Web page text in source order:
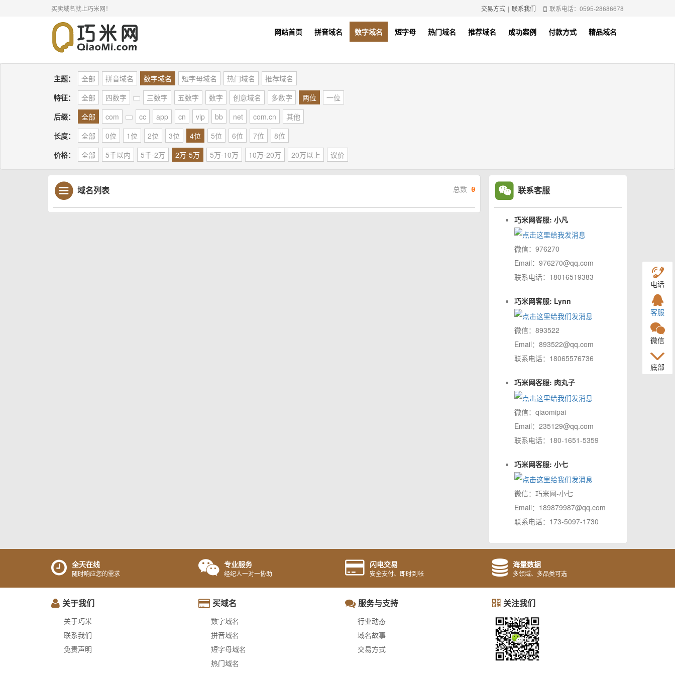
买卖域名就上巧米网！ 联系电话：0595-28686678
交易方式 | 联系我们
网站首页 拼音域名 数字域名 短字母 热门域名 推荐域名 成功案例 付款方式 精品域名
主题： 全部 拼音域名 数字域名 短字母域名 热门域名
推荐域名
特征：
全部 四数字 三数字 五数字 数字 创意域名 多数字 两位
一位
后缀：
全部 com cc app cn vip bb net com.cn
其他
长度：
全部 0位 1位 2位 3位 4位 5位 6位 7位
8位
价格：
全部 5千以内 5千-2万 2万-5万 5万-10万 10万-20万 20万以上 议价
域名列表 总数 0 联系客服
巧米网客服: 小凡
微信：976270
Email：976270@qq.com
联系电话：18016519383
巧米网客服: Lynn
微信：893522
Email：893522@qq.com
联系电话：18065576736
巧米网客服: 肉丸子
微信：qiaomipai
Email：235129@qq.com
联系电话：180-1651-5359
巧米网客服: 小七
微信：巧米网-小七
Email：189879987@qq.com
联系电话：173-5097-1730
全天在线
随时响应您的需求
专业服务
经纪人一对一协助
闪电交易
安全支付、即时到帐
海量数据
多领域、多品类可选
关于我们
关于巧米
联系我们
免责声明
买域名
数字域名
拼音域名
短字母域名
热门域名
服务与支持
行业动态
域名故事
交易方式
关注我们
电话
客服
微信
底部